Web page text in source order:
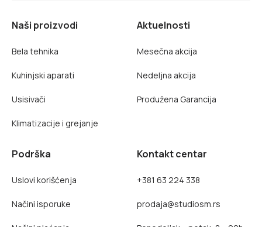
Naši proizvodi
Bela tehnika
Kuhinjski aparati
Usisivači
Klimatizacije i grejanje
Aktuelnosti
Mesečna akcija
Nedeljna akcija
Produžena Garancija
Podrška
Uslovi korišćenja
Načini isporuke
Kontakt centar
+381 63 224 338
prodaja@studiosm.rs